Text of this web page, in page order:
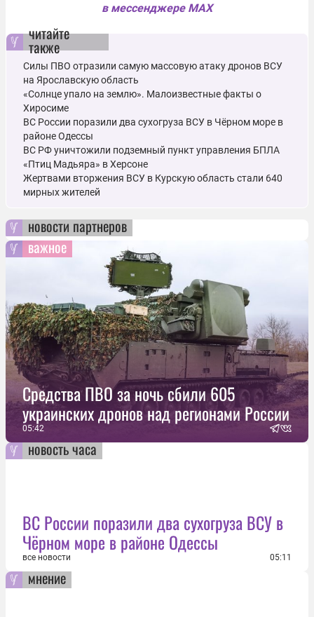
в мессенджере MAX
читайте
также
Силы ПВО отразили самую массовую атаку дронов ВСУ
на Ярославскую область
«Солнце упало на землю». Малоизвестные факты о
Хиросиме
ВС России поразили два сухогруза ВСУ в Чёрном море в
районе Одессы
ВС РФ уничтожили подземный пункт управления БПЛА
«Птиц Мадьяра» в Херсоне
Жертвами вторжения ВСУ в Курскую область стали 640
мирных жителей
новости партнеров
важное
Средства ПВО за ночь сбили 605
украинских дронов над регионами России
05:42
новость часа
ВС России поразили два сухогруза ВСУ в
Чёрном море в районе Одессы
все новости 05:11
мнение